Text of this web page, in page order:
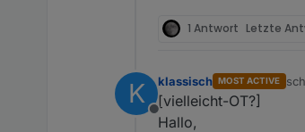
1 Antwort Letzte
K
Offline
klassisch MOST ACTIVE
[vielleicht-OT?]
Hallo,